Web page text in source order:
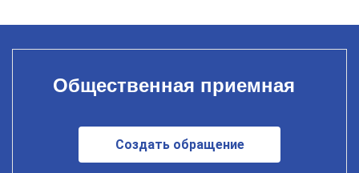
Общественная приемная
Создать обращение